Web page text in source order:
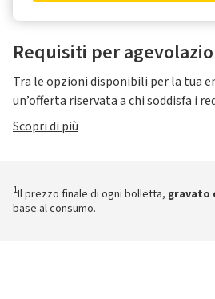
Requisiti per
Tra le opzioni disponibili per la tua
un’offerta riservata a chi soddisfa i
Scopri di più
1Il prezzo finale di ogni bolletta, gravato
base al consumo.